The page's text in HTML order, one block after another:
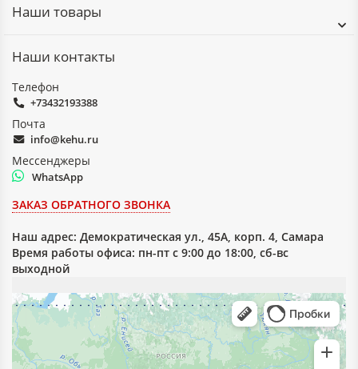
Наши товары
Наши контакты
Телефон
+73432193388
Почта
info@kehu.ru
Мессенджеры
WhatsApp
ЗАКАЗ ОБРАТНОГО ЗВОНКА
Наш адрес: Демократическая ул., 45А, корп. 4, Самара
Время работы офиса: пн-пт с 9:00 до 18:00, сб-вс
выходной